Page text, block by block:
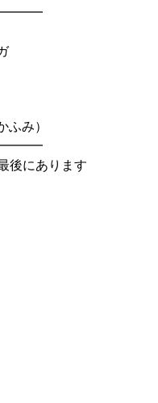
み）
後にあります